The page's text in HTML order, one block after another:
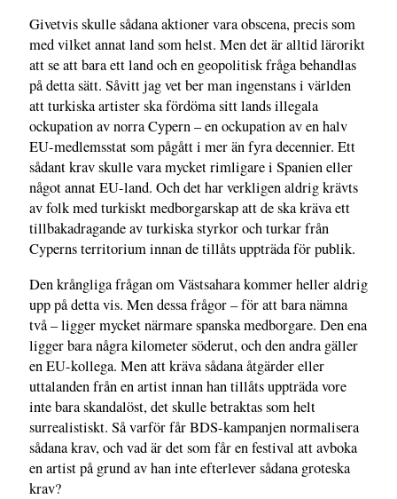
Givetvis skulle sådana aktioner vara obscena, precis som
med vilket annat land som helst. Men det är alltid lärorikt
att se att bara ett land och en geopolitisk fråga behandlas
på detta sätt. Såvitt jag vet ber man ingenstans i världen
att turkiska artister ska fördöma sitt lands illegala
ockupation av norra Cypern – en ockupation av en halv
EU-medlemsstat som pågått i mer än fyra decennier. Ett
sådant krav skulle vara mycket rimligare i Spanien eller
något annat EU-land. Och det har verkligen aldrig krävts
av folk med turkiskt medborgarskap att de ska kräva ett
tillbakadragande av turkiska styrkor och turkar från
Cyperns territorium innan de tillåts uppträda för publik.
Den krångliga frågan om Västsahara kommer heller aldrig
upp på detta vis. Men dessa frågor – för att bara nämna
två – ligger mycket närmare spanska medborgare. Den ena
ligger bara några kilometer söderut, och den andra gäller
en EU-kollega. Men att kräva sådana åtgärder eller
uttalanden från en artist innan han tillåts uppträda vore
inte bara skandalöst, det skulle betraktas som helt
surrealistiskt. Så varför får BDS-kampanjen normalisera
sådana krav, och vad är det som får en festival att avboka
en artist på grund av han inte efterlever sådana groteska
krav?